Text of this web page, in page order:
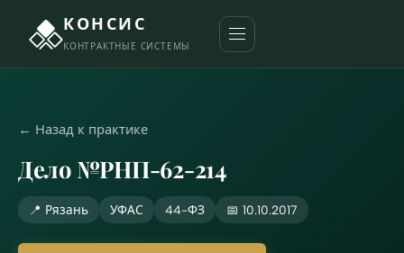
КОНСИС
КОНТРАКТНЫЕ СИСТЕМЫ
← Назад к практике
Дело №РНП-62-214
📍 Рязань УФАС 44-ФЗ 📅 10.10.2017